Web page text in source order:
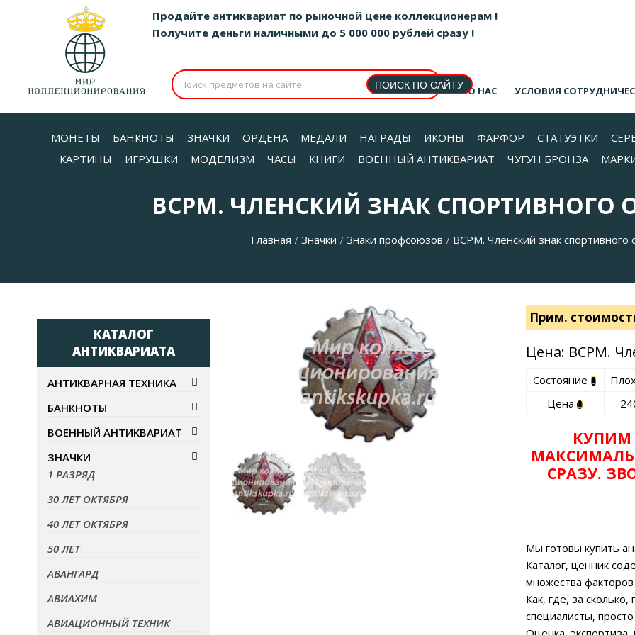
Продайте антиквариат по рыночной цене коллекционерам !
Получите деньги наличными до 5 000 000 рублей сразу !
О НАС УСЛОВИЯ
МОНЕТЫ БАНКНОТЫ ЗНАЧКИ ОРДЕНА МЕДАЛИ НАГРАДЫ ИКОНЫ ФАРФОР СТАТУЭТКИ
КАРТИНЫ
ИГРУШКИ МОДЕЛИЗМ ЧАСЫ КНИГИ ВОЕННЫЙ АНТИКВАРИАТ ЧУГУН БРОНЗА
ВСРМ. ЧЛЕНСКИЙ ЗНАК СПОРТИВНОГО
Главная / Значки / Знаки профсоюзов / ВСРМ. Членский знак
НЕТ В НАЛИЧИИ
Прим.
Цена: ВСРМ.
Состояние
Цена
КУПИМ
СРАЗУ.
Мы готовы купить
Каталог, ценник
множества
Как, где, за
специалисты,
КАТАЛОГ
АНТИКВАРИАТА
АНТИКВАРНАЯ ТЕХНИКА
БАНКНОТЫ
ВОЕННЫЙ АНТИКВАРИАТ
ЗНАЧКИ
1 РАЗРЯД
30 ЛЕТ ОКТЯБРЯ
40 ЛЕТ ОКТЯБРЯ
50 ЛЕТ
АВАНГАРД
АВИАХИМ
АВИАЦИОННЫЙ ТЕХНИК